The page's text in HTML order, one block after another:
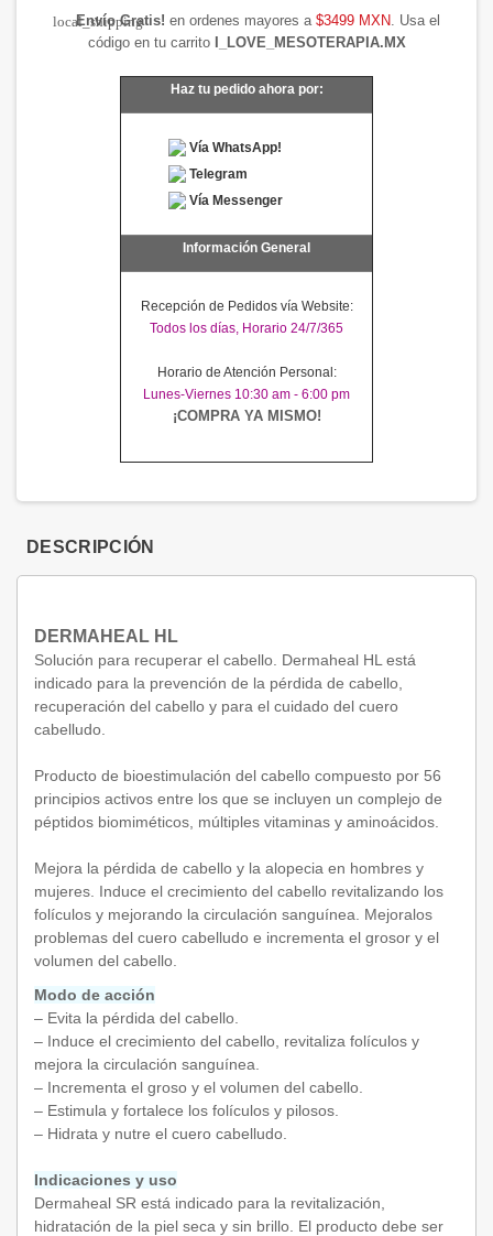
local_shipping
Envío Gratis! en ordenes mayores a $3499 MXN . Usa el
código en tu carrito I_LOVE_MESOTERAPIA.MX
Haz tu pedido ahora por:
Vía WhatsApp!
Telegram
Vía Messenger
Información General
Recepción de Pedidos vía Website:
Todos los días, Horario 24/7/365
Horario de Atención Personal:
Lunes-Viernes 10:30 am - 6:00 pm
¡COMPRA YA MISMO!
DESCRIPCIÓN
DERMAHEAL HL
Solución para recuperar el cabello. Dermaheal HL está
indicado para la prevención de la pérdida de cabello,
recuperación del cabello y para el cuidado del cuero
cabelludo.
Producto de bioestimulación del cabello compuesto por 56
principios activos entre los que se incluyen un complejo de
péptidos biomiméticos, múltiples vitaminas y aminoácidos.
Mejora la pérdida de cabello y la alopecia en hombres y
mujeres. Induce el crecimiento del cabello revitalizando los
folículos y mejorando la circulación sanguínea. Mejoralos
problemas del cuero cabelludo e incrementa el grosor y el
volumen del cabello.
Modo de acción
– Evita la pérdida del cabello.
– Induce el crecimiento del cabello, revitaliza folículos y
mejora la circulación sanguínea.
– Incrementa el groso y el volumen del cabello.
– Estimula y fortalece los folículos y pilosos.
– Hidrata y nutre el cuero cabelludo.
Indicaciones y uso
Dermaheal SR está indicado para la revitalización,
hidratación de la piel seca y sin brillo. El producto debe ser